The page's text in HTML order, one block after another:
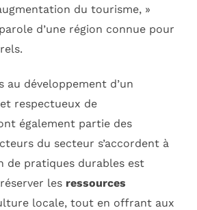
du tourisme, »
d’une région connue pour
au développement d’un
respectueux de
également partie des
du secteur s’accordent à
de pratiques durables est
les ressources
locale, tout en offrant aux